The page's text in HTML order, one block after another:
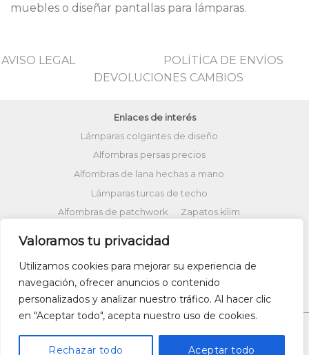
Valoramos tu privacidad
Utilizamos cookies para mejorar su experiencia de
navegación, ofrecer anuncios o contenido
personalizados y analizar nuestro tráfico. Al hacer clic
en "Aceptar todo", acepta nuestro uso de cookies.
Rechazar todo Aceptar todo
muebles o diseñar pantallas para lámparas.
AVISO LEGAL
POLİTİCA DE ENVİOS
DEVOLUCIONES CAMBIOS
Enlaces de interés
Lámparas colgantes de diseño
Alfombras persas precios
Alfombras de lana hechas a mano
Lámparas turcas de techo
Alfombras de patchwork
Zapatos kilim
Alfombras patchwork vintage
Cojines Kilim
Bolsos kilim
Cojines Ikat
Comprar kilim online